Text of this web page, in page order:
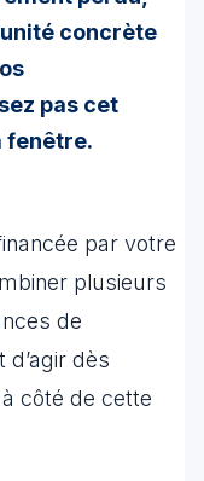
concrète
pas cet
fenêtre.
par votre
plusieurs
de
d’agir dès
côté de cette